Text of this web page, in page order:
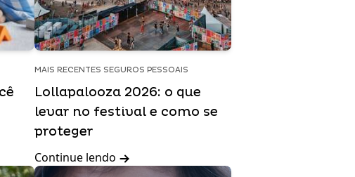
MAIS RECENTES SEGUROS PESSOAIS
Lollapalooza 2026: o que
levar no festival e como se
proteger
Continue lendo